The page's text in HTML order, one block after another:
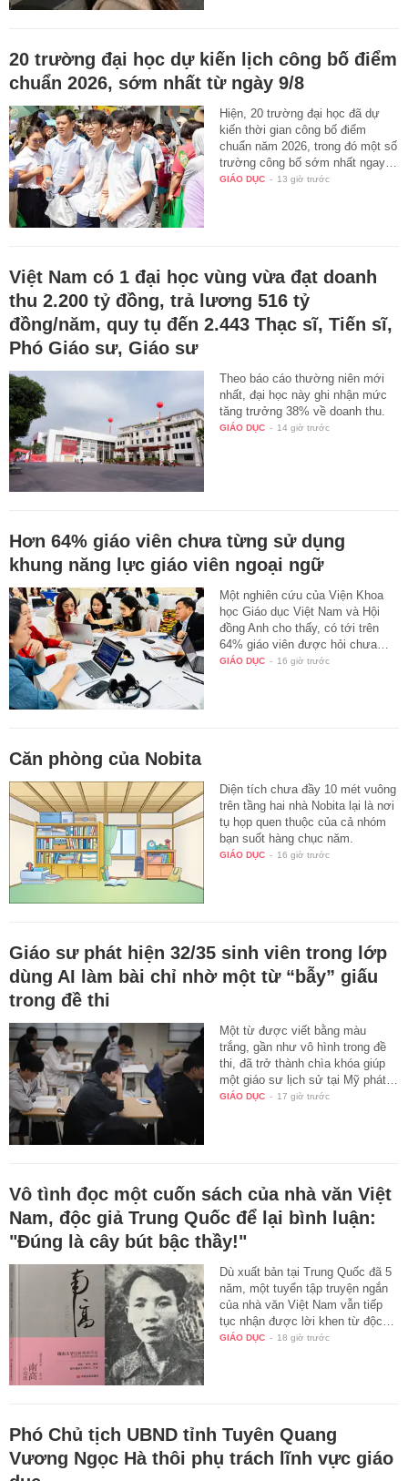
20 trường đại học dự kiến lịch công bố điểm
chuẩn 2026, sớm nhất từ ngày 9/8
Hiện, 20 trường đại học đã dự
kiến thời gian công bố điểm
chuẩn năm 2026, trong đó một số
trường công bố sớm nhất ngay…
GIÁO DỤC - 13 giờ trước
Việt Nam có 1 đại học vùng vừa đạt doanh
thu 2.200 tỷ đồng, trả lương 516 tỷ
đồng/năm, quy tụ đến 2.443 Thạc sĩ, Tiến sĩ,
Phó Giáo sư, Giáo sư
Theo báo cáo thường niên mới
nhất, đại học này ghi nhận mức
tăng trưởng 38% về doanh thu.
GIÁO DỤC - 14 giờ trước
Hơn 64% giáo viên chưa từng sử dụng
khung năng lực giáo viên ngoại ngữ
Một nghiên cứu của Viện Khoa
học Giáo dục Việt Nam và Hội
đồng Anh cho thấy, có tới trên
64% giáo viên được hỏi chưa…
GIÁO DỤC - 16 giờ trước
Căn phòng của Nobita
Diện tích chưa đầy 10 mét vuông
trên tầng hai nhà Nobita lại là nơi
tụ họp quen thuộc của cả nhóm
bạn suốt hàng chục năm.
GIÁO DỤC - 16 giờ trước
Giáo sư phát hiện 32/35 sinh viên trong lớp
dùng AI làm bài chỉ nhờ một từ “bẫy” giấu
trong đề thi
Một từ được viết bằng màu
trắng, gần như vô hình trong đề
thi, đã trở thành chìa khóa giúp
một giáo sư lịch sử tại Mỹ phát…
GIÁO DỤC - 17 giờ trước
Vô tình đọc một cuốn sách của nhà văn Việt
Nam, độc giả Trung Quốc để lại bình luận:
"Đúng là cây bút bậc thầy!"
Dù xuất bản tại Trung Quốc đã 5
năm, một tuyển tập truyện ngắn
của nhà văn Việt Nam vẫn tiếp
tục nhận được lời khen từ độc…
GIÁO DỤC - 18 giờ trước
Phó Chủ tịch UBND tỉnh Tuyên Quang
Vương Ngọc Hà thôi phụ trách lĩnh vực giáo